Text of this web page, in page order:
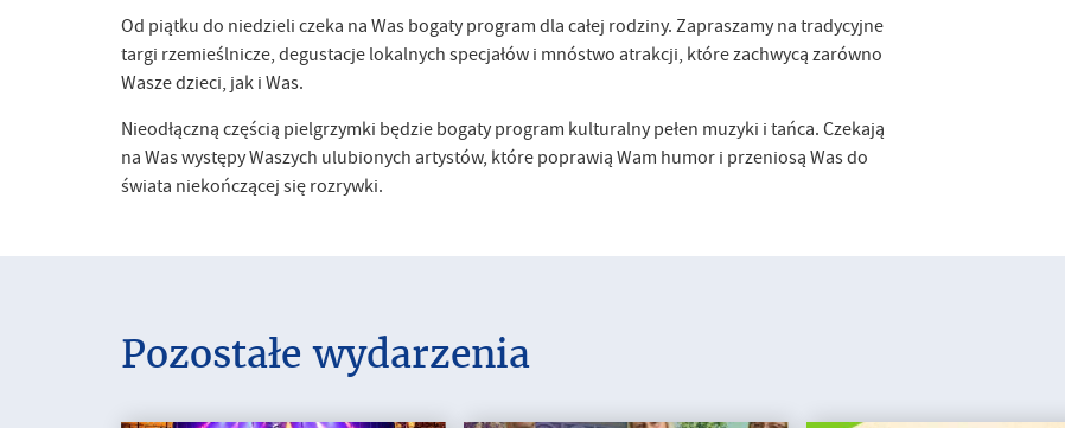
Od piątku do niedzieli czeka na Was bogaty program dla całej rodziny. Zapraszamy na tradycyjne
targi rzemieślnicze, degustacje lokalnych specjałów i mnóstwo atrakcji, które zachwycą zarówno
Wasze dzieci, jak i Was.
Nieodłączną częścią pielgrzymki będzie bogaty program kulturalny pełen muzyki i tańca. Czekają
na Was występy Waszych ulubionych artystów, które poprawią Wam humor i przeniosą Was do
świata niekończącej się rozrywki.
Pozostałe wydarzenia